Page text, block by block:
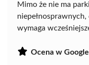
Mimo że nie ma
wymaga
Ocena w